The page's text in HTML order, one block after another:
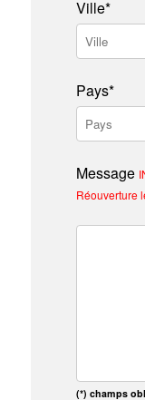
Ville*
Pays*
Message
Réouverture
(*) champs